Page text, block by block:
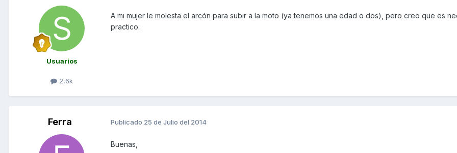
Usuarios
2,6k
A mi mujer le molesta el arcón para subir a la moto (ya tenemos una edad o dos), pero creo que es
practico.
Ferra Publicado 25 de Julio del 2014
Buenas,